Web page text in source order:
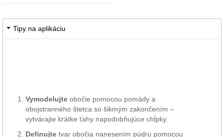
Tipy na aplikáciu
Vymodelujte obočie pomocou pomády a
obojstranného štetca so šikmým zakončením –
vytvárajte krátke ťahy napodobňujúce chĺpky.
Definujte tvar obočia nanesením púdru pomocou